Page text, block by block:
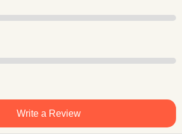
Write a Review